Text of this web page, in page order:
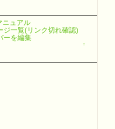
ニュアル
ジ一覧(リンク切れ確認)
ーを編集
↑